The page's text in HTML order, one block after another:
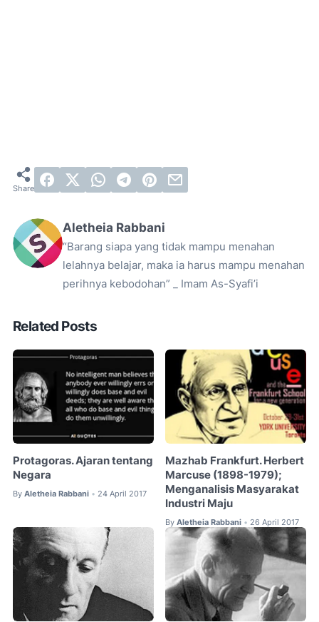
Aletheia Rabbani
“Barang siapa yang tidak mampu menahan
lelahnya belajar, maka ia harus mampu menahan
perihnya kebodohan” _ Imam As-Syafi’i
Related Posts
Protagoras. Ajaran tentang
Negara
By Aletheia Rabbani • 24 April 2017
Mazhab Frankfurt. Herbert
Marcuse (1898-1979);
Menganalisis Masyarakat
Industri Maju
By Aletheia Rabbani • 26 April 2017